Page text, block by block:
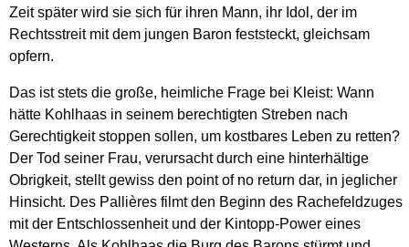
Zeit später wird sie sich für ihren Mann, ihr Idol, der im
Rechtsstreit mit dem jungen Baron feststeckt, gleichsam
opfern.
Das ist stets die große, heimliche Frage bei Kleist: Wann
hätte Kohlhaas in seinem berechtigten Streben nach
Gerechtigkeit stoppen sollen, um kostbares Leben zu retten?
Der Tod seiner Frau, verursacht durch eine hinterhältige
Obrigkeit, stellt gewiss den point of no return dar, in jeglicher
Hinsicht. Des Pallières filmt den Beginn des Rachefeldzuges
mit der Entschlossenheit und der Kintopp-Power eines